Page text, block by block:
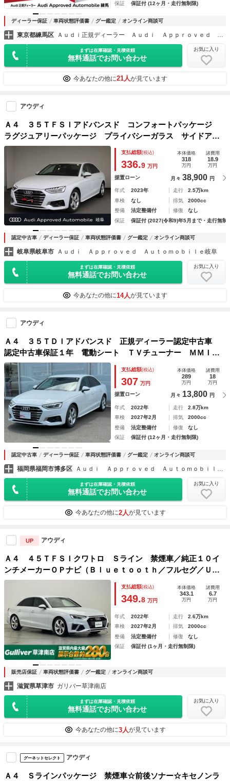
保証 保証付 (12ヶ月・走行無制限)
ディーラー保証 車両状態評価書 グー鑑定 オンライン商談可
東京都練馬区
まずは在庫確認・見積依頼
無料通話でお問い合わせ
お気に入り
今あなたの他に21人が見ています
アウディ
Ａ４ ３５ＴＦＳＩアドバンスド コンフォートパッケージ
ラグジュアリーパッケージ プライバシーガラス サイドアシ
スト サラウンドビューカメラ シートヒーター ＣＡＲＰＬ
支払総額(税込)
336.9 万円
本体価格
318
万円
諸費用
18.9
万円
据置ローン 月々 38,900 円
年式 2023年 走行
2.5万km
車検
なし 排気
2000cc
整備
法定整備付 修復
なし
保証
保証付 (2027(令和9)年5月まで・走行無制
認定中古車 ディーラー保証 車両状態評価書 グー鑑定 オンライン商談可
岐阜県岐阜市 Ａｕｄｉ Ａｐｐｒｏｖｅｄ Ａｕｔｏｍｏｂｉｌｅ岐阜
まずは在庫確認・見積依頼
無料通話でお問い合わせ
お気に入り
今あなたの他に14人が見ています
アウディ
Ａ４ ３５ＴＤＩアドバンスド 正規ディーラー認定中古車
認定中古車保証１年 電動シート ＴＶチューナー ＭＭＩナ
ビ マトリクスＬＥＤ パークアシスト サイド＆ホールドア
シスト シートヒーター サラウンドビューカメラ
支払総額(税込)
307 万円
本体価格
289
万円
諸費用
18
万円
据置ローン 月々 13,800 円
年式 2022年 走行
2.8万km
車検
2027年2月 排気
2000cc
整備
法定整備付 修復
なし
保証
保証付 (12ヶ月・走行無制限)
認定中古車 ディーラー保証 車両状態評価書 グー鑑定 オンライン商談可
福岡県福岡市博多区 Ａｕｄｉ Ａｐｐｒｏｖｅｄ Ａｕｔｏｍｏｂｉｌｅ博多 ヤナセオートモーティブ（株）
まずは在庫確認・見積依頼
無料通話でお問い合わせ
お気に入り
今あなたの他に2人が見ています
UP アウディ
Ａ４ ４５ＴＦＳＩクワトロ Ｓライン 禁煙車／純正１０イ
ンチメーカーＯＰナビ（Ｂｌｕｅｔｏｏｔｈ／フルセグ／ＵＳ
Ｂ／Ｃａｒｐｌａｙ）／ハーフレザーシート／クルーズコント
ロール／ドラフィックジャムアシスト／Ａｕｄｉアクティブレ
ーンアシスト
支払総額(税込)
349.8 万円
本体価格
343.1
万円
諸費用
6.7
万円
年式 2022年 走行
2.6万km
車検
2027年2月 排気
2000cc
整備
法定整備付 修復
なし
保証
保証付 (1ヶ月・走行無制限)
販売店保証 車両状態評価書 グー鑑定 オンライン商談可
滋賀県草津市 ガリバー草津南店
まずは在庫確認・見積依頼
無料通話でお問い合わせ
お気に入り
今あなたの他に3人が見ています
グーネットセレクト アウディ
Ａ４ Ｓラインパッケージ 禁煙車☆前後ソナー☆キセノンラ